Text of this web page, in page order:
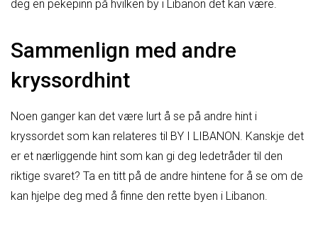
deg en pekepinn på hvilken by i Libanon det kan være.
Sammenlign med andre
kryssordhint
Noen ganger kan det være lurt å se på andre hint i
kryssordet som kan relateres til BY I LIBANON. Kanskje det
er et nærliggende hint som kan gi deg ledetråder til den
riktige svaret? Ta en titt på de andre hintene for å se om de
kan hjelpe deg med å finne den rette byen i Libanon.